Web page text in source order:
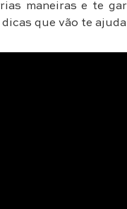
maneiras e te
que vão te